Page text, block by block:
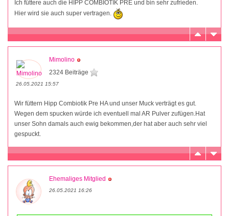
Ich füttere auch die HIPP COMBIOTIK PRE und bin sehr zufrieden.
Hier wird sie auch super vertragen.
Mimolino
2324 Beiträge
26.05.2021 15:57
Wir füttern Hipp Combiotik Pre HA und unser Muck verträgt es gut.
Wegen dem spucken würde ich eventuell mal AR Pulver zufügen.Hat
unser Sohn damals auch ewig bekommen,der hat aber auch sehr viel
gespuckt.
Ehemaliges Mitglied
26.05.2021 16:26